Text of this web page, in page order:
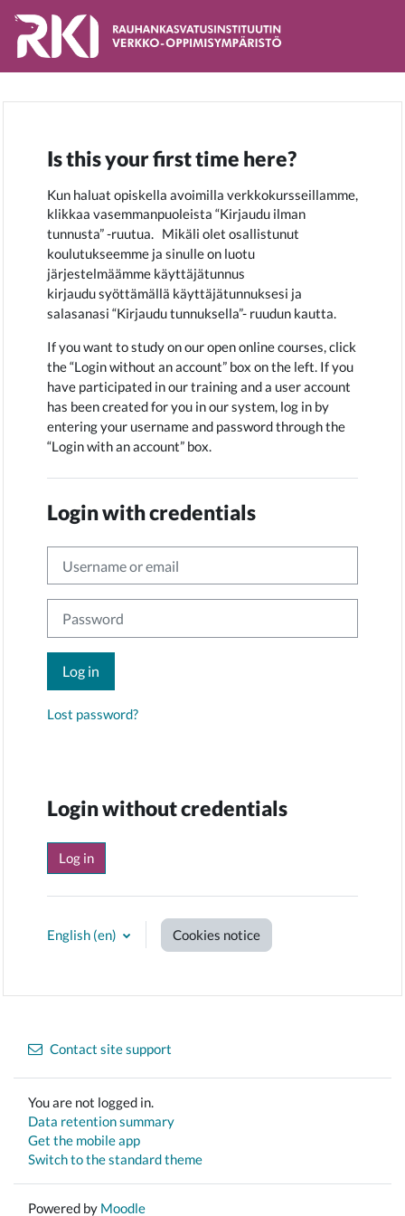
Is this your first time here?
Kun haluat opiskella avoimilla verkkokursseillamme,
klikkaa vasemmanpuoleista “Kirjaudu ilman
tunnusta” -ruutua. Mikäli olet osallistunut
koulutukseemme ja sinulle on luotu
järjestelmäämme käyttäjätunnus
kirjaudu syöttämällä käyttäjätunnuksesi ja
salasanasi “Kirjaudu tunnuksella”- ruudun kautta.
If you want to study on our open online courses, click
the “Login without an account” box on the left. If you
have participated in our training and a user account
has been created for you in our system, log in by
entering your username and password through the
“Login with an account” box.
Login without credentials
Log in
Login with credentials
Log in
Lost password?
English ‎(en)‎ Cookies notice
Contact site support
You are not logged in.
Data retention summary
Get the mobile app
Switch to the standard theme
Powered by Moodle